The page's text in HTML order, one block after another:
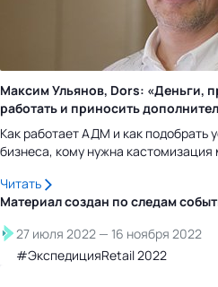
Максим Ульянов, Dors: «Деньги,
работать и приносить
Как работает АДМ и как подобрать
бизнеса, кому нужна
Читать
Материал создан по следам
27 июля 2022 — 16 ноября 2022
#ЭкспедицияRetail 2022